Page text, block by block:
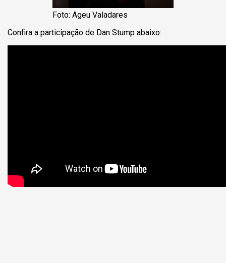
Foto: Ageu Valadares
Confira a participação de Dan Stump abaixo: